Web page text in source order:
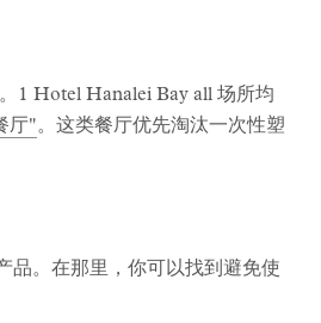
1 Hotel Hanalei Bay all 场所均
厅"。这类餐厅优先淘汰一次性塑
品。在那里，你可以找到避免使